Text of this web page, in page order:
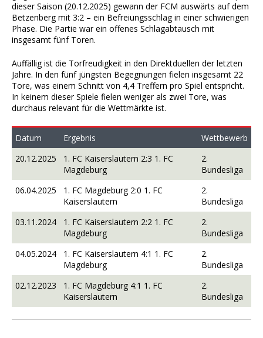
dieser Saison (20.12.2025) gewann der FCM auswärts auf dem
Betzenberg mit 3:2 – ein Befreiungsschlag in einer schwierigen
Phase. Die Partie war ein offenes Schlagabtausch mit
insgesamt fünf Toren.
Auffällig ist die Torfreudigkeit in den Direktduellen der letzten
Jahre. In den fünf jüngsten Begegnungen fielen insgesamt 22
Tore, was einem Schnitt von 4,4 Treffern pro Spiel entspricht.
In keinem dieser Spiele fielen weniger als zwei Tore, was
durchaus relevant für die Wettmärkte ist.
Datum Ergebnis
Wettbewerb
20.12.2025
1. FC Kaiserslautern 2:3 1. FC
Magdeburg
2.
Bundesliga
06.04.2025
1. FC Magdeburg 2:0 1. FC
Kaiserslautern
2.
Bundesliga
03.11.2024
1. FC Kaiserslautern 2:2 1. FC
Magdeburg
2.
Bundesliga
04.05.2024
1. FC Kaiserslautern 4:1 1. FC
Magdeburg
2.
Bundesliga
02.12.2023
1. FC Magdeburg 4:1 1. FC
Kaiserslautern
2.
Bundesliga